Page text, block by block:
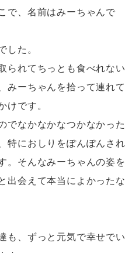
で、名前はみーちゃんで
した。
られてちっとも食べれない
みーちゃんを拾って連れて
けです。
でなかなかなつかなかった
特におしりをぽんぽんされ
。そんなみーちゃんの姿を
出会えて本当によかったな
も、ずっと元気で幸せでい